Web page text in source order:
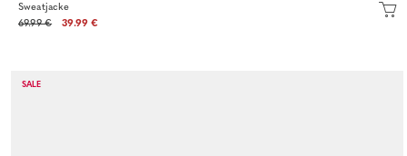
Sweatjacke
69.99 €
39.99 €
SALE